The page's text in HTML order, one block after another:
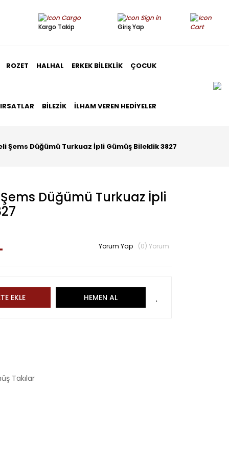
Kargo Takip Giriş Yap
ROZET HALHAL ERKEK BILEKLIK ÇOCUK
BILEZIK İLHAM VEREN HEDIYELER
Şems Düğümü Turkuaz İpli Gümüş Bileklik 3827
Düğümü Turkuaz İpli
Yorum Yap (0) Yorum
EKLE HEMEN AL
Takılar